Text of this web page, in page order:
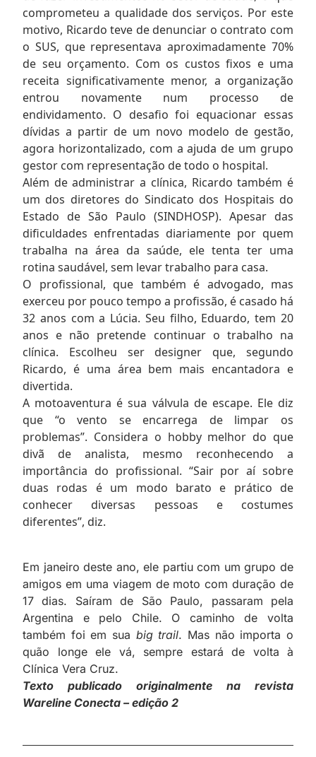
comprometeu a qualidade dos serviços. Por este
motivo, Ricardo teve de denunciar o contrato com
o SUS, que representava aproximadamente 70%
de seu orçamento. Com os custos fixos e uma
receita significativamente menor, a organização
entrou novamente num processo de
endividamento. O desafio foi equacionar essas
dívidas a partir de um novo modelo de gestão,
agora horizontalizado, com a ajuda de um grupo
gestor com representação de todo o hospital.
Além de administrar a clínica, Ricardo também é
um dos diretores do Sindicato dos Hospitais do
Estado de São Paulo (SINDHOSP). Apesar das
dificuldades enfrentadas diariamente por quem
trabalha na área da saúde, ele tenta ter uma
rotina saudável, sem levar trabalho para casa.
O profissional, que também é advogado, mas
exerceu por pouco tempo a profissão, é casado há
32 anos com a Lúcia. Seu filho, Eduardo, tem 20
anos e não pretende continuar o trabalho na
clínica. Escolheu ser designer que, segundo
Ricardo, é uma área bem mais encantadora e
divertida.
A motoaventura é sua válvula de escape. Ele diz
que “o vento se encarrega de limpar os
problemas”. Considera o hobby melhor do que
divã de analista, mesmo reconhecendo a
importância do profissional. “Sair por aí sobre
duas rodas é um modo barato e prático de
conhecer diversas pessoas e costumes
diferentes”, diz.
Em janeiro deste ano, ele partiu com um grupo de
amigos em uma viagem de moto com duração de
17 dias. Saíram de São Paulo, passaram pela
Argentina e pelo Chile. O caminho de volta
também foi em sua big trail. Mas não importa o
quão longe ele vá, sempre estará de volta à
Clínica Vera Cruz.
Texto publicado originalmente na revista
Wareline Conecta – edição 2